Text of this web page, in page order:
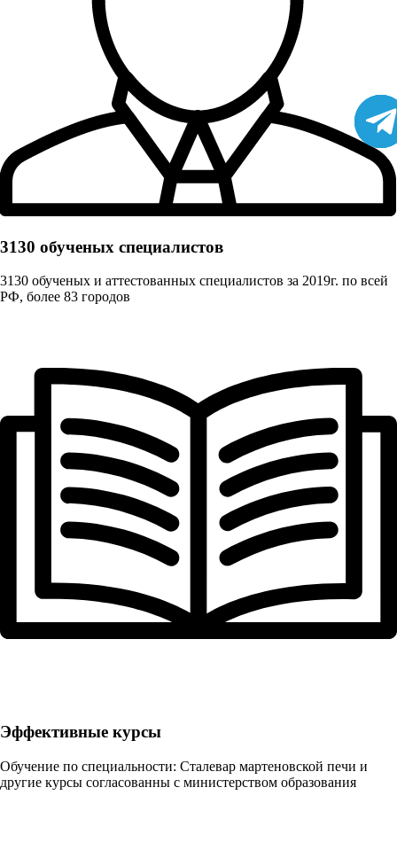
3130 обученых cпециалистов
3130 обученых и аттестованных специалистов за 2019г. по всей
РФ, более 83 городов
Эффективные курсы
Обучение по специальности: Сталевар мартеновской печи и
другие курсы согласованны с министерством образования